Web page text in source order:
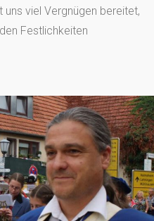
uns viel Vergnügen bereitet,
Festlichkeiten